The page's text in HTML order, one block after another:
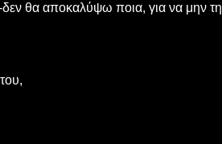
δεν θα αποκαλύψω ποια, για να μην